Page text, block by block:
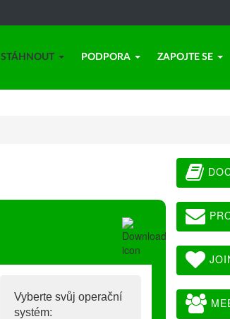
STÁHNOUT PODPORA ZAPOJTE SE
Vyberte svůj operační
systém: